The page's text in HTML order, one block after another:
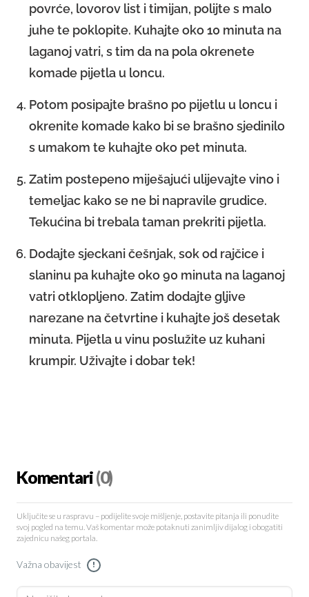
povrće, lovorov list i timijan, polijte s malo
juhe te poklopite. Kuhajte oko 10 minuta na
laganoj vatri, s tim da na pola okrenete
komade pijetla u loncu.
Potom posipajte brašno po pijetlu u loncu i
okrenite komade kako bi se brašno sjedinilo
s umakom te kuhajte oko pet minuta.
Zatim postepeno miješajući ulijevajte vino i
temeljac kako se ne bi napravile grudice.
Tekućina bi trebala taman prekriti pijetla.
Dodajte sjeckani češnjak, sok od rajčice i
slaninu pa kuhajte oko 90 minuta na laganoj
vatri otklopljeno. Zatim dodajte gljive
narezane na četvrtine i kuhajte još desetak
minuta. Pijetla u vinu poslužite uz kuhani
krumpir. Uživajte i dobar tek!
Komentari(0)
Uključite se u raspravu – podijelite svoje mišljenje, postavite pitanja ili ponudite
svoj pogled na temu. Vaš komentar može potaknuti zanimljiv dijalog i obogatiti
zajednicu našeg portala.
Važna obavijest !